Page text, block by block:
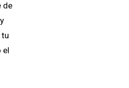
de
el